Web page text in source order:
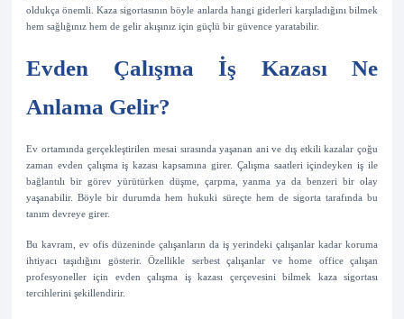
oldukça önemli. Kaza sigortasının böyle anlarda hangi giderleri karşıladığını bilmek
hem sağlığınız hem de gelir akışınız için güçlü bir güvence yaratabilir.
Evden Çalışma İş Kazası Ne
Anlama Gelir?
Ev ortamında gerçekleştirilen mesai sırasında yaşanan ani ve dış etkili kazalar çoğu
zaman evden çalışma iş kazası kapsamına girer. Çalışma saatleri içindeyken iş ile
bağlantılı bir görev yürütürken düşme, çarpma, yanma ya da benzeri bir olay
yaşanabilir. Böyle bir durumda hem hukuki süreçte hem de sigorta tarafında bu
tanım devreye girer.
Bu kavram, ev ofis düzeninde çalışanların da iş yerindeki çalışanlar kadar koruma
ihtiyacı taşıdığını gösterir. Özellikle serbest çalışanlar ve home office çalışan
profesyoneller için evden çalışma iş kazası çerçevesini bilmek kaza sigortası
tercihlerini şekillendirir.